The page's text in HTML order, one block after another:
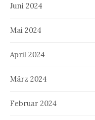
Juni 2024
Mai 2024
April 2024
März 2024
Februar 2024